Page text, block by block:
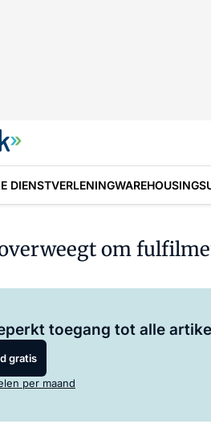
DIENSTVERLENINGWAREHOUSING
om
toegang tot alle
gratis
per maand